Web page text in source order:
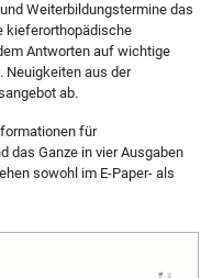
Weiterbildungstermine das
kieferorthopädische
Antworten auf wichtige
Neuigkeiten aus der
ab.
für
das Ganze in vier Ausgaben
sowohl im E-Paper- als